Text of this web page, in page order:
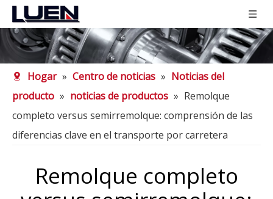
Hogar » Centro de noticias » Noticias del
producto » noticias de productos » Remolque
completo versus semirremolque: comprensión de las
diferencias clave en el transporte por carretera
Remolque completo